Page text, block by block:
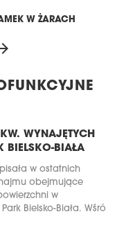
W ŻARACH
WYNAJĘTYCH
BIELSKO-BIAŁA
w ostatnich
obejmujące
w
Bielsko-Biała. Wśró